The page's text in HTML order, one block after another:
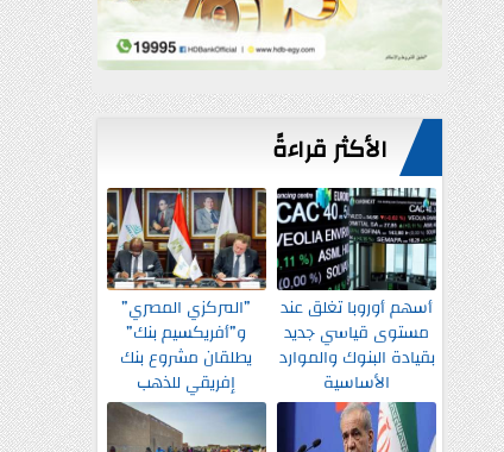
الأكثر قراءةً
أسهم أوروبا تغلق عند
مستوى قياسي جديد
بقيادة البنوك والموارد
الأساسية
”المركزي المصري”
و”أفريكسيم بنك”
يطلقان مشروع بنك
إفريقي للذهب